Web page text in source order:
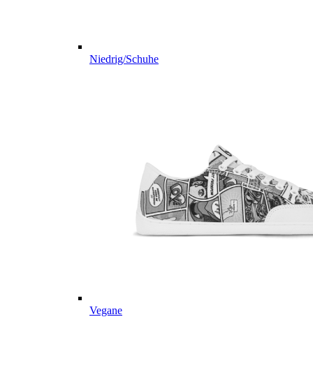
Niedrig/Schuhe
Vegane